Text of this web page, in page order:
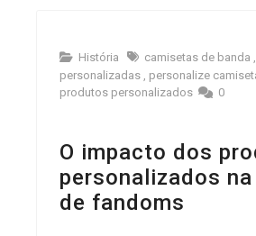
História camisetas de banda
personalizadas
personalize
produtos personalizados
0
O impacto dos
personalizados
de fandoms